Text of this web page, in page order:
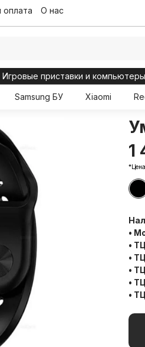
оплата О нас
Игровые приставки и компьютеры
Samsung БУ Xiaomi
1
•
•
•
•
•
•